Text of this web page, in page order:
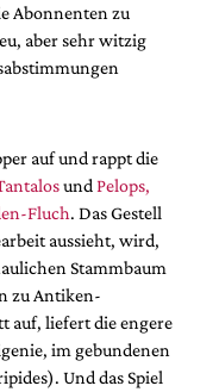
Abonnenten zu
aber sehr witzig
auf und rappt die
und Pelops,
Fluch. Das Gestell
aussieht, wird,
Stammbaum
zu Antiken-
auf, liefert die engere
im gebundenen
Und das Spiel